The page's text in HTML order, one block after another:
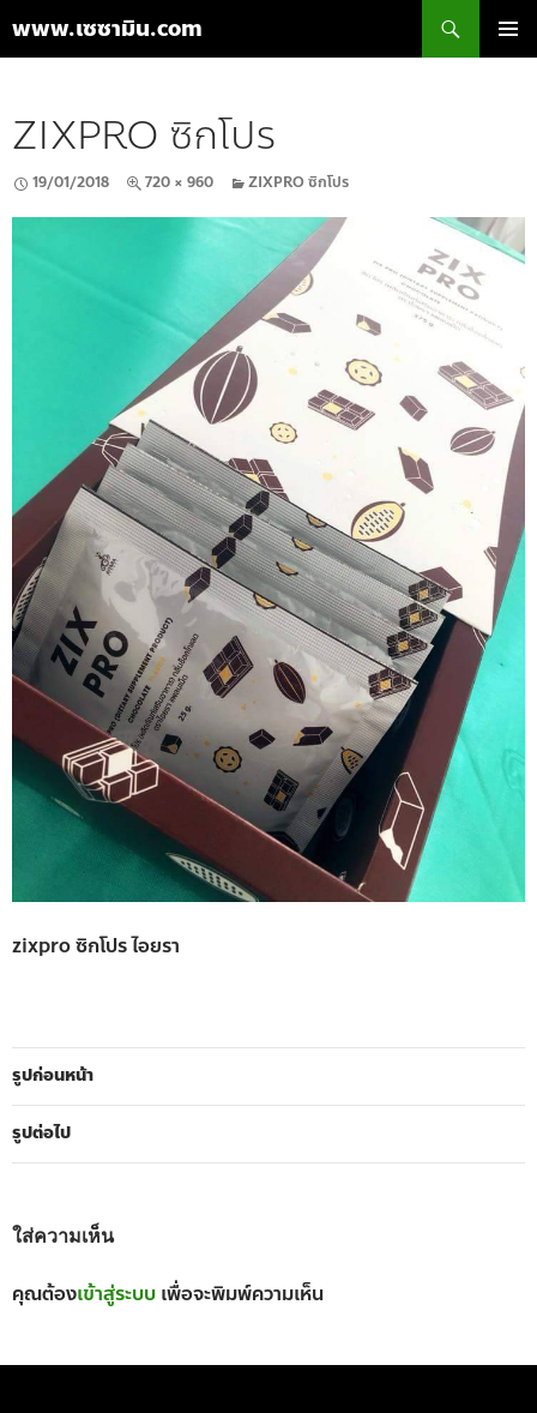
www.เซซามิน.com
เนื้อหา
ZIXPRO ซิกโปร
19/01/2018 720 × 960 ZIXPRO ซิกโปร
zixpro ซิกโปร ไอยรา
รูปก่อนหน้า
รูปต่อไป
ใส่ความเห็น
คุณต้องเข้าสู่ระบบ เพื่อจะพิมพ์ความเห็น